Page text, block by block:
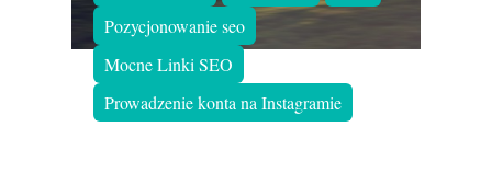
Pozycjonowanie seo
Mocne Linki SEO
Prowadzenie konta na Instagramie